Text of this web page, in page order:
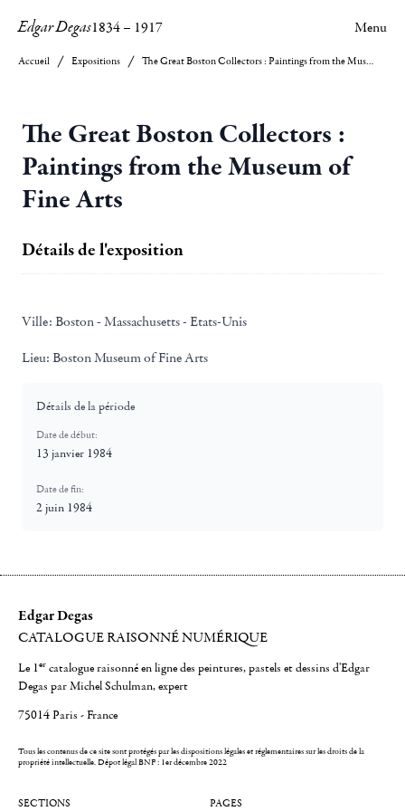
Edgar Degas1834– 1917 Menu
Accueil Expositions The Great Boston Collectors : Paintings from the Museum of Fine Arts
The Great Boston Collectors :
Paintings from the Museum of
Fine Arts
Détails de l'exposition
Ville: Boston - Massachusetts - Etats-Unis
Lieu: Boston Museum of Fine Arts
Détails de la période
Date de début:
13 janvier 1984
Date de fin:
2 juin 1984
Edgar Degas
CATALOGUE RAISONNÉ NUMÉRIQUE
Le 1er catalogue raisonné en ligne des peintures, pastels et dessins d'Edgar
Degas par Michel Schulman, expert
75014 Paris - France
Tous les contenus de ce site sont protégés par les dispositions légales et réglementaires sur les droits de la
propriété intellectuelle.Dépot légal BNF : 1er décembre 2022
SECTIONS PAGES